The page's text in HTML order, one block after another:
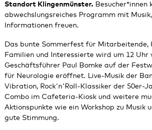
Standort Klingenmünster.Besucher*innen
abwechslungsreiches Programm mit
Informationen freuen.
Das bunte Sommerfest für Mitarbeitende,
Familien und Interessierte wird um 12 Uhr
Geschäftsführer Paul Bomke auf der
für Neurologie eröffnet. Live-Musik der
Vibration, Rock'n'Roll-Klassiker der 50er-
Combo im Cafeteria-Kiosk und weitere
Aktionspunkte wie ein Workshop zu Musik
gute Stimmung.